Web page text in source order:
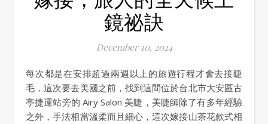
鏡祕訣
December 10, 2024
每次都是在安排超過兩週以上的旅遊行程才會去接睫
毛，這次要去美國之前，找到這間位於台北市大安區古
亭捷運站旁的 Airy Salon 美睫，美睫師除了有多年經驗
之外，手法相當溫柔而且細心，這次嫁接山茶花款式相